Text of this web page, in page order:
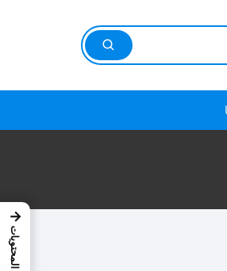
→
المحتويات